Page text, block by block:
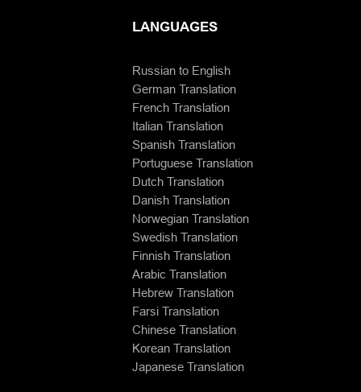
LANGUAGES
Russian to English
German Translation
French Translation
Italian Translation
Spanish Translation
Portuguese Translation
Dutch Translation
Danish Translation
Norwegian Translation
Swedish Translation
Finnish Translation
Arabic Translation
Hebrew Translation
Farsi Translation
Chinese Translation
Korean Translation
Japanese Translation